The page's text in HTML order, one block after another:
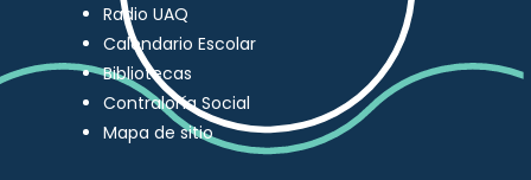
Radio UAQ
Calendario Escolar
Bibliotecas
Contraloría Social
Mapa de sitio